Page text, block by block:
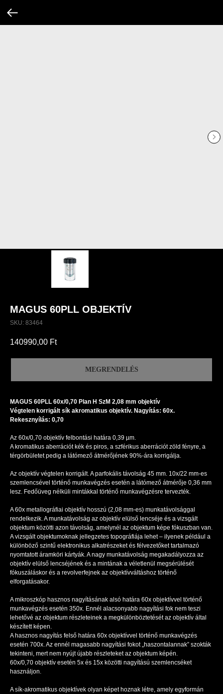
MAGUS 60PLL OBJEKTÍV
SKU: 83464
140990,00 Ft
MEGRENDELÉS
MAGUS 60PLL 60х/0,70 Plan H SzM 2,08 mm objektív
Végtelen korrigált sík akromatikus objektív. Nagyítás: 60x.
Rekesznyílás: 0,70
Az 60х/0,70 objektív felbontási határa 0,39 µm.
A kromatikus aberrációt kék és piros, a szférikus aberrációt zöld fényre, a
térgörbületet pedig a látómező átmérőjének 90%-ára korrigálja.
Az objektív végtelen korrigált. A parfokális távolság 45 mm. 10x/22 mm-es
szemlencsével történő munkavégzés esetén a látómező átmérője 0,36 mm
lesz. Fedőüveg nélküli mintákkal történő munkavégzésre tervezték.
A 60x metallográfiai objektív hosszú (2,08 mm-es) munkatávolsággal
rendelkezik. A munkatávolság az objektív elülső lencséje és a vizsgált
objektum közötti azon távolság, amelynél az objektum képe fókuszban van.
A vizsgált objektumoknak jellegzetes topográfiája lehet – ilyenek például a
különböző szintű elektronikus alkatrészeket és félvezetőket tartalmazó
nyomtatott áramköri kártyák. A nagy munkatávolság megakadályozza az
objektív elülső lencséjének és a mintának a véletlenül megsérülését
fókuszáláskor és a revolverfejnek az objektívváltáshoz történő
elforgatásakor.
A mikroszkóp hasznos nagyításának alsó határa 60х objektívvel történő
munkavégzés esetén 350x. Ennél alacsonyabb nagyítási fok nem teszi
lehetővé az objektum részleteinek a megkülönböztetését az objektív által
készített képen.
A hasznos nagyítás felső határa 60х objektívvel történő munkavégzés
esetén 700x. Az ennél magasabb nagyítási fokot „haszontalannak” szokták
tekinteni, mert nem nyújt újabb részleteket az objektum képén.
60x/0,70 objektív esetén 5x és 15x közötti nagyítású szemlencséket
használjon.
A sík-akromatikus objektívek olyan képet hoznak létre, amely egyformán